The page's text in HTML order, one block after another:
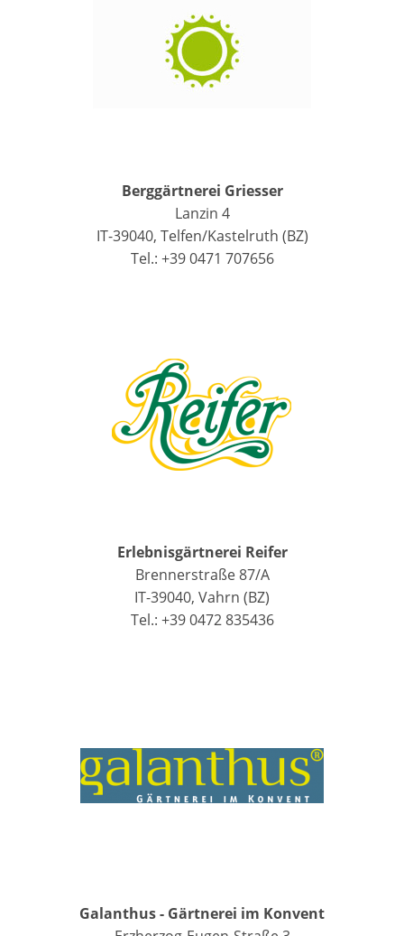
Berggärtnerei Griesser
Lanzin 4
IT-39040, Telfen/Kastelruth (BZ)
Tel.: +39 0471 707656
Erlebnisgärtnerei Reifer
Brennerstraße 87/A
IT-39040, Vahrn (BZ)
Tel.: +39 0472 835436
Galanthus - Gärtnerei im Konvent